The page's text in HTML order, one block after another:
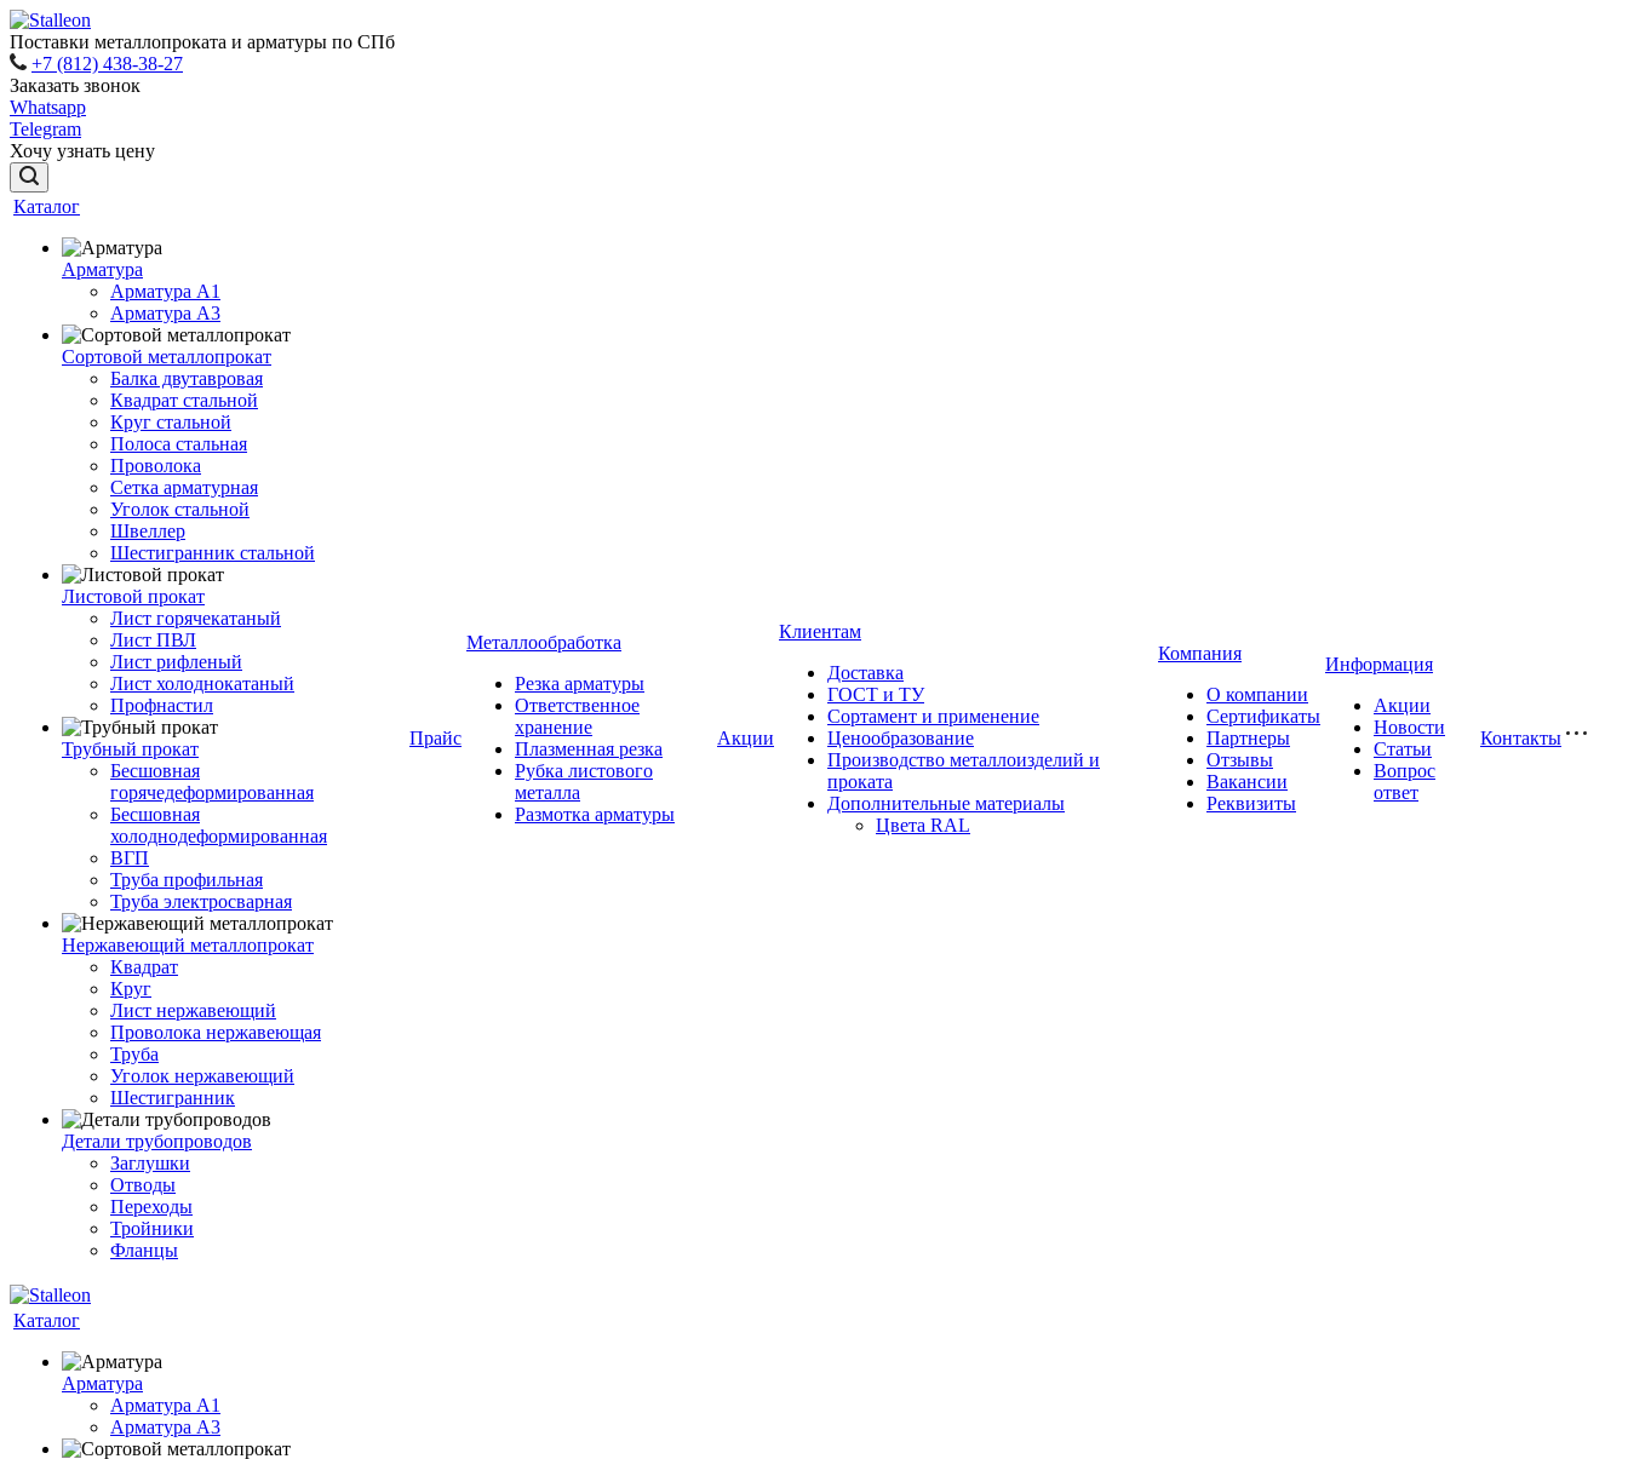
Поставки металлопроката и арматуры по СПб
+7 (812) 438-38-27
Заказать звонок
Whatsapp
Telegram
Хочу узнать цену
Каталог
Арматура
Арматура A1
Арматура А3
Сортовой металлопрокат
Балка двутавровая
Квадрат стальной
Круг стальной
Полоса стальная
Проволока
Сетка арматурная
Уголок стальной
Швеллер
Шестигранник стальной
Листовой прокат
Лист горячекатаный
Лист ПВЛ
Лист рифленый
Лист холоднокатаный
Профнастил
Трубный прокат
Бесшовная
горячедеформированная
Бесшовная
холоднодеформированная
ВГП
Труба профильная
Труба электросварная
Нержавеющий металлопрокат
Квадрат
Круг
Лист нержавеющий
Проволока нержавеющая
Труба
Уголок нержавеющий
Шестигранник
Детали трубопроводов
Заглушки
Отводы
Переходы
Тройники
Фланцы
Прайс
Металлообработка
Резка арматуры
Ответственное
хранение
Плазменная резка
Рубка листового
металла
Размотка арматуры
Акции
Клиентам
Доставка
ГОСТ и ТУ
Сортамент и применение
Ценообразование
Производство металлоизделий и
проката
Дополнительные материалы
Цвета RAL
Компания
О компании
Сертификаты
Партнеры
Отзывы
Вакансии
Реквизиты
Информация
Акции
Новости
Статьи
Вопрос
ответ
Контакты
Каталог
Арматура
Арматура A1
Арматура А3